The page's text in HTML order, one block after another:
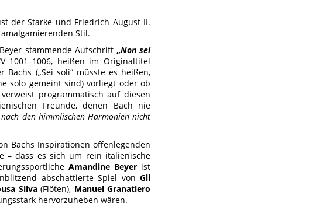
der Starke und Friedrich August II.
Stil.
stammende Aufschrift „Non sei
heißen im Originaltitel
(„Sei soli“ müsste es heißen,
solo gemeint sind) vorliegt oder ob
programmatisch auf diesen
Freunde, denen Bach nie
nach den himmlischen Harmonien nicht
Bachs Inspirationen offenlegenden
– dass es sich um rein italienische
Amandine Beyerist
abschattierte Spiel von Gli
Silva(Flöten), Manuel Granatiero
hervorzuheben wären.